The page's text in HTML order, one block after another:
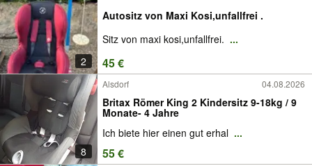
2
Autositz von Maxi Kosi,unfallfrei .
Sitz von maxi kosi,unfallfrei. ...
45 €
8
Alsdorf 04.08.2026
Britax Römer King 2 Kindersitz 9-18kg / 9
Monate- 4 Jahre
Ich biete hier einen gut erhal ...
55 €